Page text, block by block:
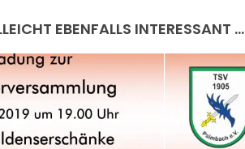
EBENFALLS INTERESSANT …